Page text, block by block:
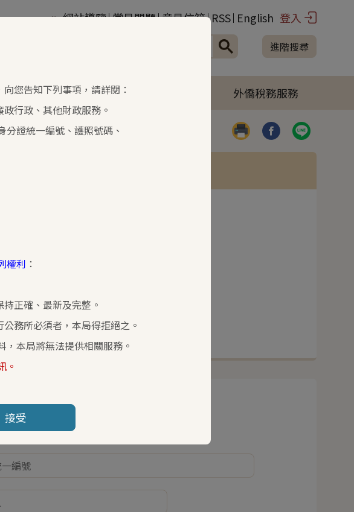
::: 網站導覽 常見問題 意見信箱 RSS English 登入
進階搜尋
稅額試算 境外電商課稅專區 外僑稅務服務
字級設定 列印 分享到臉書(開啟
分享到
證備查
。
您告知下列事項，請詳閱：
政行政、其他財政服務。
證統一編號、護照號碼、
權利 ：
正確、最新及完整。
務所必須者，本局得拒絕之。
本局將無法提供相關服務。
。
接受